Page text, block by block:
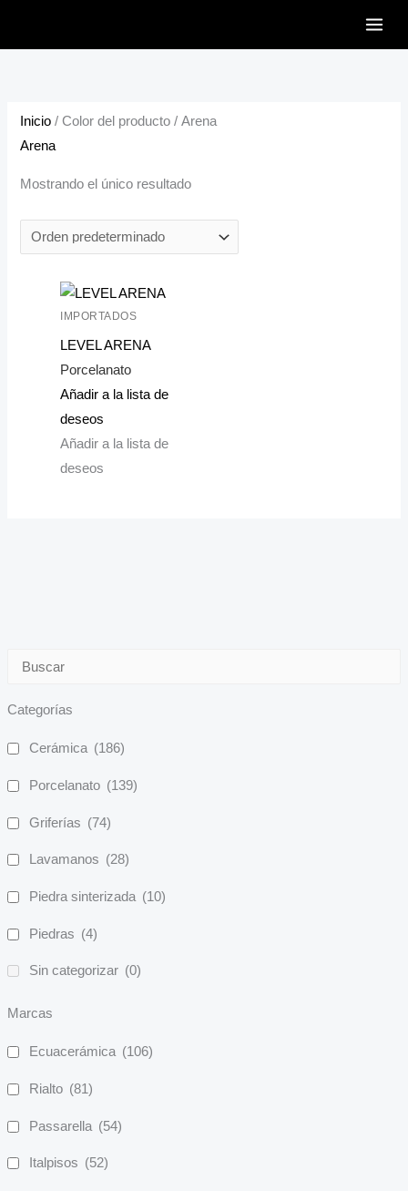
Categorías
Cerámica (186)
Porcelanato (139)
Griferías (74)
Lavamanos (28)
Piedra sinterizada (10)
Piedras (4)
Sin categorizar (0)
Marcas
Ecuacerámica (106)
Rialto (81)
Passarella (54)
Italpisos (52)
Inicio / Color del producto / Arena
Arena
Mostrando el único resultado
IMPORTADOS
LEVEL ARENA
Porcelanato
Añadir a la lista de
deseos
Añadir a la lista de
deseos